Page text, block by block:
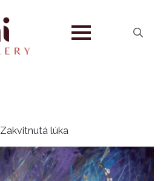
Zakvitnutá lúka